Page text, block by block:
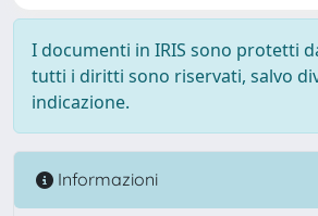
I documenti in IRIS sono protetti
tutti i diritti sono riservati, salvo
indicazione.
Informazioni